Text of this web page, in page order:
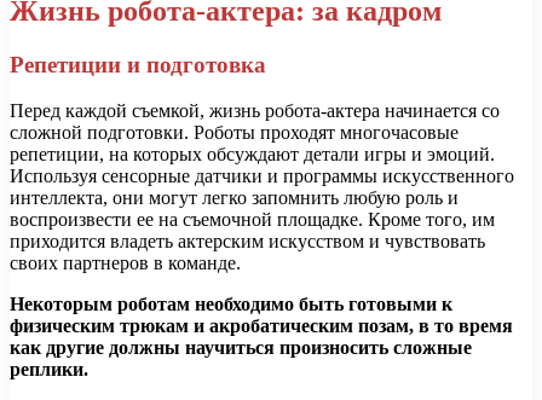
Жизнь робота-актера: за кадром
Репетиции и подготовка
Перед каждой съемкой, жизнь робота-актера начинается со
сложной подготовки. Роботы проходят многочасовые
репетиции, на которых обсуждают детали игры и эмоций.
Используя сенсорные датчики и программы искусственного
интеллекта, они могут легко запомнить любую роль и
воспроизвести ее на съемочной площадке. Кроме того, им
приходится владеть актерским искусством и чувствовать
своих партнеров в команде.
Некоторым роботам необходимо быть готовыми к
физическим трюкам и акробатическим позам, в то время
как другие должны научиться произносить сложные
реплики.